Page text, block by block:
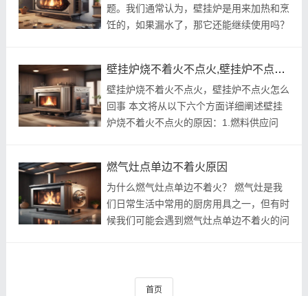
题。我们通常认为，壁挂炉是用来加热和烹
饪的，如果漏水了，那它还能继续使用吗？
题的方法。 我们需要明确壁挂...
壁挂炉烧不着火不点火,壁挂炉不点火怎么回事
壁挂炉烧不着火不点火，壁挂炉不点火怎么
回事 本文将从以下六个方面详细阐述壁挂
炉烧不着火不点火的原因：1.燃料供应问
对这些原因进行总结归纳。 壁挂炉是...
燃气灶点单边不着火原因
为什么燃气灶点单边不着火？ 燃气灶是我
们日常生活中常用的厨房用具之一，但有时
候我们可能会遇到燃气灶点单边不着火的问
首页